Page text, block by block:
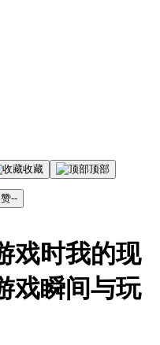
收藏 顶部
--
戏时我的现
戏瞬间与玩